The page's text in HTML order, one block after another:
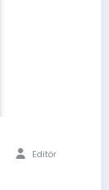
Editör